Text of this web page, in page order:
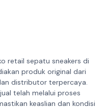
retail sepatu sneakers di
produk original dari
distributor terpercaya.
telah melalui proses
keaslian dan kondisi